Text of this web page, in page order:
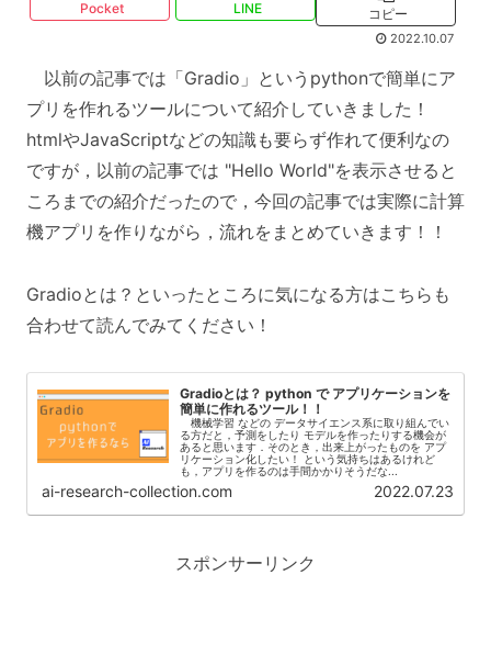
Pocket LINE コピー
2022.10.07
以前の記事では「Gradio」というpythonで簡単にア
プリを作れるツールについて紹介していきました！
htmlやJavaScriptなどの知識も要らず作れて便利なの
ですが，以前の記事では "Hello World"を表示させると
ころまでの紹介だったので，今回の記事では実際に計算
機アプリを作りながら，流れをまとめていきます！！
Gradioとは？といったところに気になる方はこちらも
合わせて読んでみてください！
Gradioとは？ python で アプリケーションを
簡単に作れるツール！！
機械学習 などの データサイエンス系に取り組んでい
る方だと，予測をしたり モデルを作ったりする機会が
あると思います．そのとき，出来上がったものを アプ
リケーション化したい！ という気持ちはあるけれど
も，アプリを作るのは手間かかりそうだな...
ai-research-collection.com 2022.07.23
スポンサーリンク